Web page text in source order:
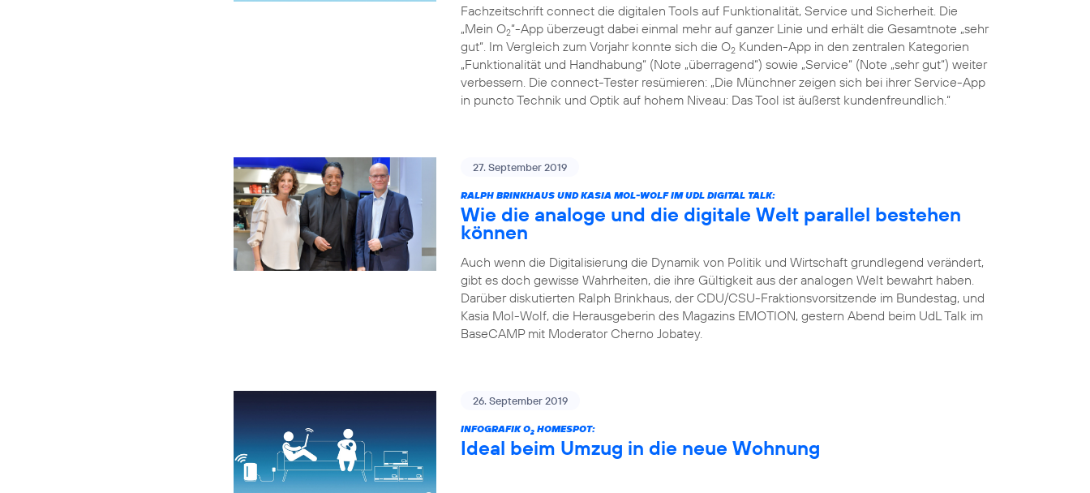
Fachzeitschrift connect die digitalen Tools auf Funktionalität, Service und Sicherheit. Die
„Mein O2“-App überzeugt dabei einmal mehr auf ganzer Linie und erhält die Gesamtnote „sehr
gut“. Im Vergleich zum Vorjahr konnte sich die O2 Kunden-App in den zentralen Kategorien
„Funktionalität und Handhabung“ (Note „überragend“) sowie „Service“ (Note „sehr gut“) weiter
verbessern. Die connect-Tester resümieren: „Die Münchner zeigen sich bei ihrer Service-App
in puncto Technik und Optik auf hohem Niveau: Das Tool ist äußerst kundenfreundlich.“
27. September 2019
RALPH BRINKHAUS UND KASIA MOL-WOLF IM UDL DIGITAL TALK:
Wie die analoge und die digitale Welt parallel bestehen
können
Auch wenn die Digitalisierung die Dynamik von Politik und Wirtschaft grundlegend verändert,
gibt es doch gewisse Wahrheiten, die ihre Gültigkeit aus der analogen Welt bewahrt haben.
Darüber diskutierten Ralph Brinkhaus, der CDU/CSU-Fraktionsvorsitzende im Bundestag, und
Kasia Mol-Wolf, die Herausgeberin des Magazins EMOTION, gestern Abend beim UdL Talk im
BaseCAMP mit Moderator Cherno Jobatey.
26. September 2019
INFOGRAFIK O2 HOMESPOT:
Ideal beim Umzug in die neue Wohnung